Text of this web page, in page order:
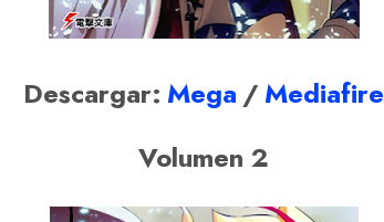
Descargar: Mega /Mediafire
Volumen 2